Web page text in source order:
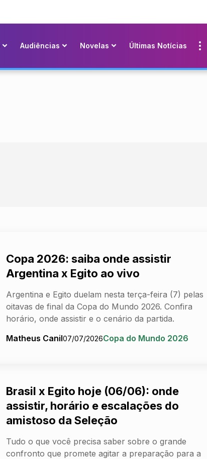
Audiências Novelas Últimas Notícias
Copa 2026: saiba onde assistir
Argentina x Egito ao vivo
Argentina e Egito duelam nesta terça-feira (7) pelas
oitavas de final da Copa do Mundo 2026. Confira
horário, onde assistir e o cenário da partida.
Matheus Canil07/07/2026Copa do Mundo 2026
Brasil x Egito hoje (06/06): onde
assistir, horário e escalações do
amistoso da Seleção
Tudo o que você precisa saber sobre o grande
confronto que promete agitar a preparação para a